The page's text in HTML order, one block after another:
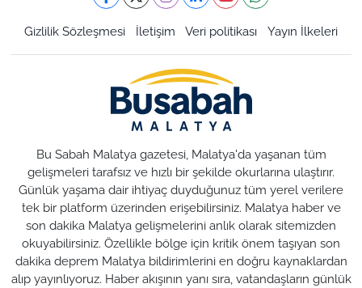
Gizlilik Sözleşmesi İletişim Veri politikası Yayın İlkeleri
Bu Sabah Malatya gazetesi, Malatya'da yaşanan tüm
gelişmeleri tarafsız ve hızlı bir şekilde okurlarına ulaştırır.
Günlük yaşama dair ihtiyaç duyduğunuz tüm yerel verilere
tek bir platform üzerinden erişebilirsiniz. Malatya haber ve
son dakika Malatya gelişmelerini anlık olarak sitemizden
okuyabilirsiniz. Özellikle bölge için kritik önem taşıyan son
dakika deprem Malatya bildirimlerini en doğru kaynaklardan
alıp yayınlıyoruz. Haber akışının yanı sıra, vatandaşların günlük